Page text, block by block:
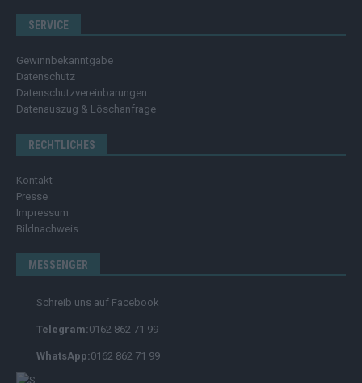
SERVICE
Gewinnbekanntgabe
Datenschutz
Datenschutzvereinbarungen
Datenauszug & Löschanfrage
RECHTLICHES
Kontakt
Presse
Impressum
Bildnachweis
MESSENGER
Schreib uns auf Facebook
Telegram:0162 862 71 99
WhatsApp:0162 862 71 99